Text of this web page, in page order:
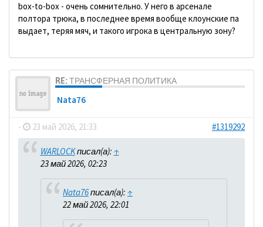
box-to-box - очень сомнительно. У него в арсенале
полтора трюка, в последнее время вообще клоунские па
выдает, теряя мяч, и такого игрока в центральную зону?
RE: ТРАНСФЕРНАЯ ПОЛИТИКА
Nata76
- 23 май 2026, 21:33 #1319292
WARLOCKписал(а): ↑
23 май 2026, 02:23
Nata76писал(а): ↑
22 май 2026, 22:01